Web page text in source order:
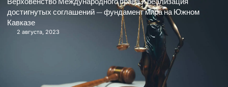
достигнутых соглашений — фундамент мира на Южном
Кавказе
2 августа, 2023